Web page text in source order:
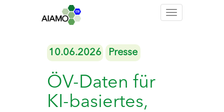
Toggle
10.06.2026 Presse
ÖV-Daten für
KI-basiertes,